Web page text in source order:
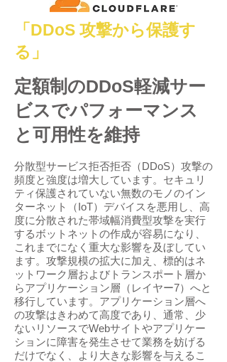
「DDoS 攻撃から保護す
る」
定額制のDDoS軽減サー
ビスでパフォーマンス
と可用性を維持
分散型サービス拒否拒否（DDoS）攻撃の
頻度と強度は増大しています。セキュリ
ティ保護されていない無数のモノのイン
ターネット（IoT）デバイスを悪用し、高
度に分散された帯域幅消費型攻撃を実行
するボットネットの作成が容易になり、
これまでになく重大な影響を及ぼしてい
ます。攻撃規模の拡大に加え、標的はネ
ットワーク層およびトランスポート層か
らアプリケーション層（レイヤー7）へと
移行しています。アプリケーション層へ
の攻撃はきわめて高度であり、通常、少
ないリソースでWebサイトやアプリケー
ションに障害を発生させて業務を妨げる
だけでなく、より大きな影響を与えるこ